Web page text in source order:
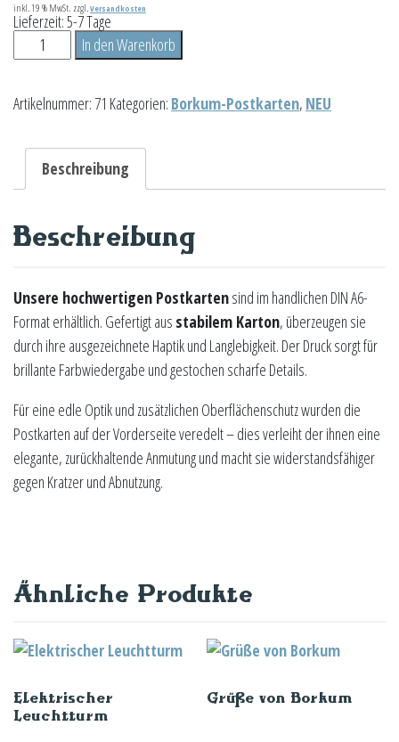
inkl. 19 % MwSt. zzgl.Versandkosten
Lieferzeit:5-7 Tage
Neuer
Leuchtturm
Menge
In den Warenkorb
Artikelnummer: 71 Kategorien: Borkum-Postkarten, NEU
Beschreibung
Beschreibung
Unsere hochwertigen Postkartensind im handlichen DIN A6-
Format erhältlich. Gefertigt aus stabilem Karton, überzeugen sie
durch ihre ausgezeichnete Haptik und Langlebigkeit. Der Druck sorgt für
brillante Farbwiedergabe und gestochen scharfe Details.
Für eine edle Optik und zusätzlichen Oberflächenschutz wurden die
Postkarten auf der Vorderseite veredelt – dies verleiht der ihnen eine
elegante, zurückhaltende Anmutung und macht sie widerstandsfähiger
gegen Kratzer und Abnutzung.
Ähnliche Produkte
Elektrischer
Leuchtturm
Grüße von Borkum